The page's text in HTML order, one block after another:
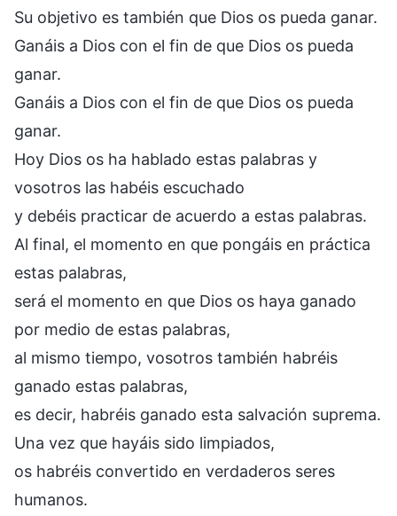
Su objetivo es también que Dios os pueda ganar.
Ganáis a Dios con el fin de que Dios os pueda
ganar.
Ganáis a Dios con el fin de que Dios os pueda
ganar.
Hoy Dios os ha hablado estas palabras y
vosotros las habéis escuchado
y debéis practicar de acuerdo a estas palabras.
Al final, el momento en que pongáis en práctica
estas palabras,
será el momento en que Dios os haya ganado
por medio de estas palabras,
al mismo tiempo, vosotros también habréis
ganado estas palabras,
es decir, habréis ganado esta salvación suprema.
Una vez que hayáis sido limpiados,
os habréis convertido en verdaderos seres
humanos.